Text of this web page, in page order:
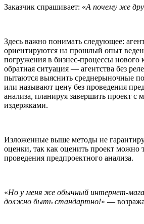
Заказчик спрашивает: «А почему же
Здесь важно понимать следующее:
ориентируются на прошлый опыт
погружения в бизнес-процессы нового
обратная ситуация — агентства без
пытаются выяснить среднерыночные
или называют цену без проведения
анализа, планируя завершить проект
издержками.
Изложенные выше методы не
оценки, так как оценить проект можно
проведения предпроектного анализа.
«Но у меня же обычный интернет-
должно быть стандартно!» —